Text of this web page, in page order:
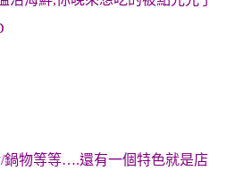
鍋物等等….還有一個特色就是店